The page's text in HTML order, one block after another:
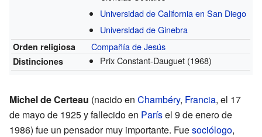
Universidad de California en San Diego
Universidad de Ginebra
Orden religiosa Compañía de Jesús
Distinciones Prix Constant-Dauguet (1968)
Michel de Certeau (nacido en Chambéry, Francia, el 17
de mayo de 1925 y fallecido en Parísel 9 de enero de
1986) fue un pensador muy importante. Fuesociólogo,